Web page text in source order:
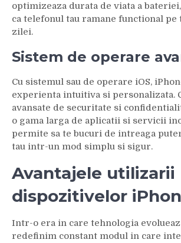
optimizeaza durata de viata a
ca telefonul tau ramane functional
zilei.
Sistem de operare
Cu sistemul sau de operare iOS,
experienta intuitiva si personalizata.
avansate de securitate si
o gama larga de aplicatii si servicii
permite sa te bucuri de intreaga
tau intr-un mod simplu si sigur.
Avantajele utilizarii
dispozitivelor
Intr-o era in care tehnologia
redefinim constant modul in care